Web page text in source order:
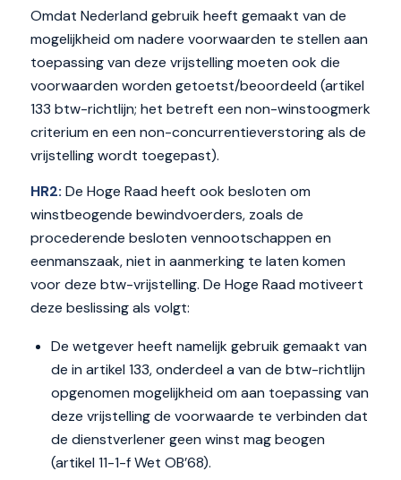
Omdat Nederland gebruik heeft gemaakt van de
mogelijkheid om nadere voorwaarden te stellen aan
toepassing van deze vrijstelling moeten ook die
voorwaarden worden getoetst/beoordeeld (artikel
133 btw-richtlijn; het betreft een non-winstoogmerk
criterium en een non-concurrentieverstoring als de
vrijstelling wordt toegepast).
HR2: De Hoge Raad heeft ook besloten om
winstbeogende bewindvoerders, zoals de
procederende besloten vennootschappen en
eenmanszaak, niet in aanmerking te laten komen
voor deze btw-vrijstelling. De Hoge Raad motiveert
deze beslissing als volgt:
De wetgever heeft namelijk gebruik gemaakt van
de in artikel 133, onderdeel a van de btw-richtlijn
opgenomen mogelijkheid om aan toepassing van
deze vrijstelling de voorwaarde te verbinden dat
de dienstverlener geen winst mag beogen
(artikel 11-1-f Wet OB’68).